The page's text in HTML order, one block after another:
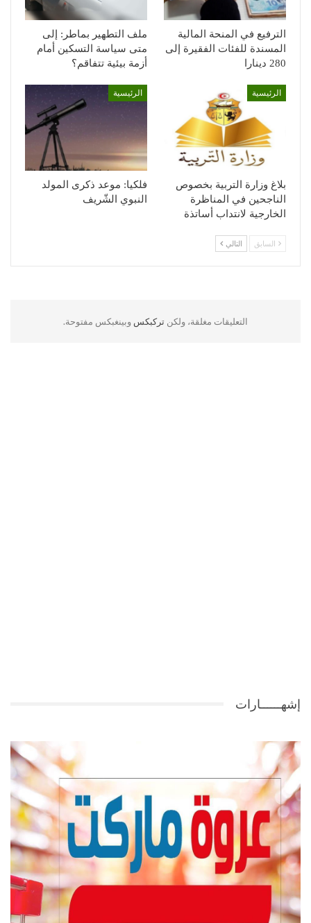
الترفيع في المنحة المالية
المسندة للفئات الفقيرة إلى
280 دينارا
ملف التطهير بماطر: إلى
متى سياسة التسكين أمام
أزمة بيئية تتفاقم؟
الرئيسية
بلاغ وزارة التربية بخصوص
الناجحين في المناظرة
الخارجية لانتداب أساتذة
الرئيسية
فلكيا: موعد ذكرى المولد
النبوي الشّريف
السابق التالي
التعليقات مغلقة، ولكن تركبكس وبينغبكس مفتوحة.
إشهــــــارات